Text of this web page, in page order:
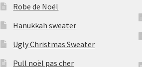
Robe de Noël
Hanukkah sweater
Ugly Christmas Sweater
Pull noël pas cher